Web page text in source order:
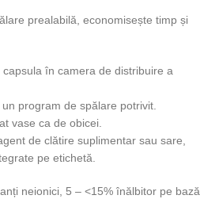
prealabilă, economisește timp și
în camera de distribuire a
program de spălare potrivit.
vase ca de obicei.
de clătire suplimentar sau sare,
pe etichetă.
neionici, 5 – <15% înălbitor pe bază